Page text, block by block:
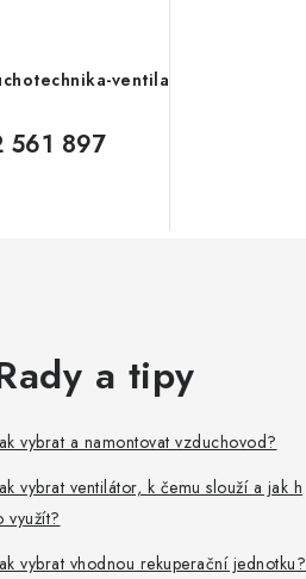
ventila
897
a tipy
vybrat a namontovat vzduchovod?
vybrat ventilátor, k čemu slouží a jak h
využít?
vybrat vhodnou rekuperační jednotku?